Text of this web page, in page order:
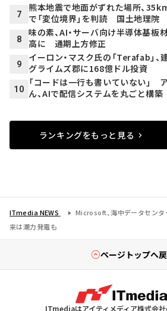
7
熊本地震で地面がずれた場所、
で「変位境界」を判読 国土地理院
8
味の素、AI・サーバ向け半導体基板
高に 通期上方修正
9
イーロン・マスク氏の「Terafab」
グライムズ郡に168億ドル投資
10
「コードは一行も書いていない」
ん、AIで配信システムを丸ごと構
ランキングをもっと見る
ITmedia NEWS
Microsoft、海中データセン
来は潮力発電も
ページトップへ
ITmediaはアイティメディア株式会社